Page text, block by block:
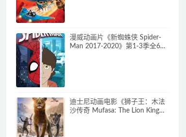
漫威动画片《新蜘蛛侠 Spider-
Man 2017-2020》第1-3季全64
迪士尼动画电影《狮子王：木法
沙传奇 Mufasa: The Lion King》